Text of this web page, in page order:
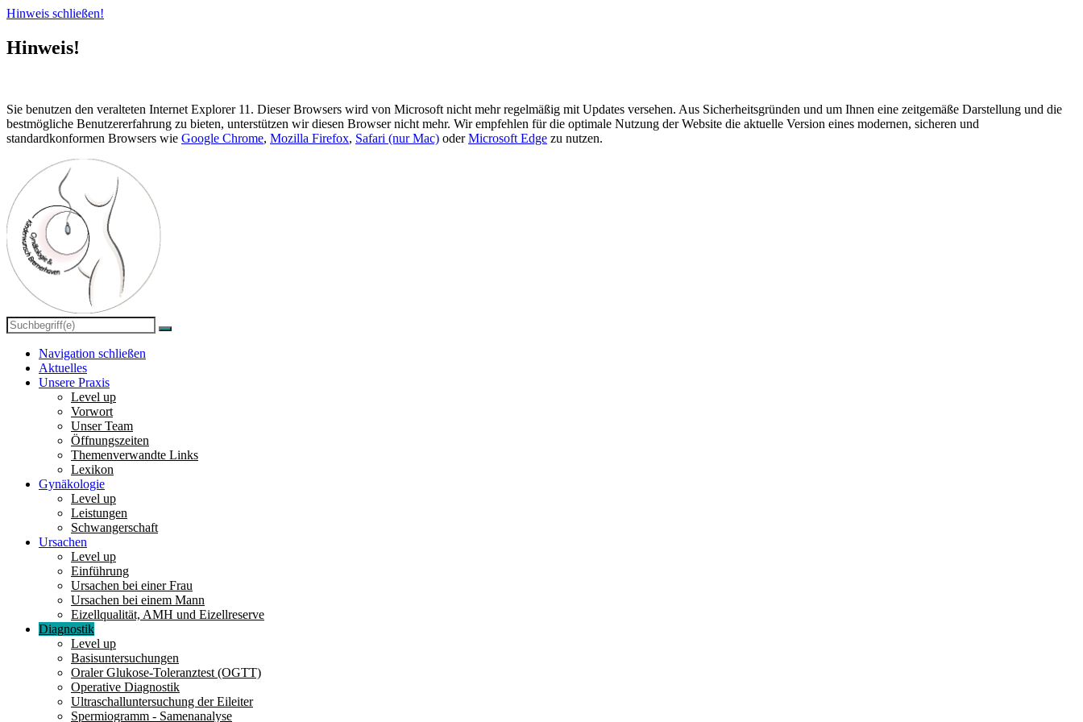
Hinweis schließen!
Hinweis!
Sie benutzen den veralteten Internet Explorer 11. Dieser Browsers wird von Microsoft nicht mehr regelmäßig mit Updates versehen. Aus Sicherheitsgründen und um Ihnen eine zeitgemäße Darstellung und die
bestmögliche Benutzererfahrung zu bieten, unterstützen wir diesen Browser nicht mehr. Wir empfehlen für die optimale Nutzung der Website die aktuelle Version eines modernen, sicheren und
standardkonformen Browsers wie Google Chrome, Mozilla Firefox, Safari (nur Mac) oderMicrosoft Edge zu nutzen.
Navigation schließen
Aktuelles
Unsere Praxis
Level up
Vorwort
Unser Team
Öffnungszeiten
Themenverwandte Links
Lexikon
Gynäkologie
Level up
Leistungen
Schwangerschaft
Ursachen
Level up
Einführung
Ursachen bei einer Frau
Ursachen bei einem Mann
Eizellqualität, AMH und Eizellreserve
Diagnostik
Level up
Basisuntersuchungen
Oraler Glukose-Toleranztest (OGTT)
Operative Diagnostik
Ultraschalluntersuchung der Eileiter
Spermiogramm - Samenanalyse